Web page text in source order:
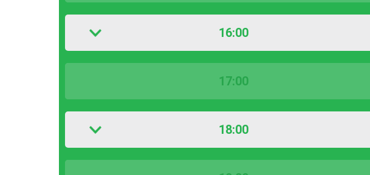
16:00
17:00
18:00